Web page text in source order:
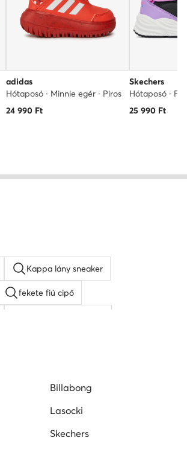
adidas
Hótaposó · Minnie egér · Piros
24 990Ft
Skechers
Hótaposó ·
25 990Ft
Kappa lány sneaker
fekete fiú cipő
Billabong
Lasocki
Skechers